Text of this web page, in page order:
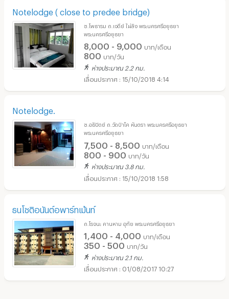
Notelodge ( close to predee bridge)
ซ.โพธารม ถ.เจดีย์ ไผ่ลิง พระนครศรีอยุธยา
พระนครศรีอยุธยา
8,000 - 9,000 บาท/เดือน
800 บาท/วัน
ห่างประมาณ 2.2 กม.
15/10/2018 4:14
Notelodge.
ซ.อธิปัตย์ ถ.วัดป่าโค หันตรา พระนครศรีอยุธยา
พระนครศรีอยุธยา
7,500 - 8,500 บาท/เดือน
800 - 900 บาท/วัน
ห่างประมาณ 3.8 กม.
15/10/2018 1:58
ธนโชติอนันต์อพาร์ทเม้นท์
ถ.โรจนะ คานหาม อุทัย พระนครศรีอยุธยา
1,400 - 4,000 บาท/เดือน
350 - 500 บาท/วัน
ห่างประมาณ 2.1 กม.
01/08/2017 10:27